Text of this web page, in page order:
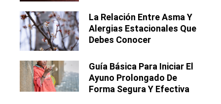
La Relación Entre Asma Y
Alergias Estacionales Que
Debes Conocer
Guía Básica Para Iniciar El
Ayuno Prolongado De
Forma Segura Y Efectiva